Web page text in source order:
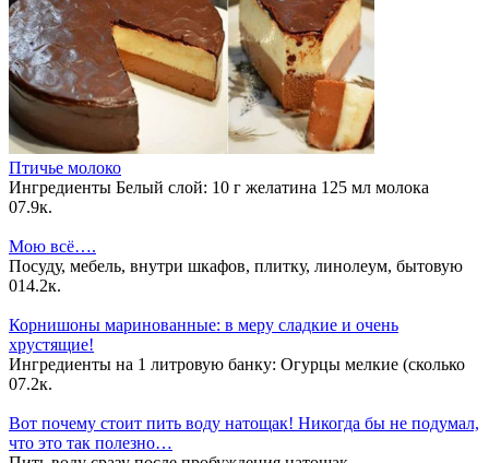
Птичье молоко
Ингредиенты Белый слой: 10 г желатина 125 мл молока
07.9к.
Мою всё….
Посуду, мебель, внутри шкафов, плитку, линолеум, бытовую
014.2к.
Корнишоны маринованные: в меру сладкие и очень
хрустящие!
Ингредиенты на 1 литровую банку: Огурцы мелкие (сколько
07.2к.
Вот почему стоит пить воду натощак! Никогда бы не подумал,
что это так полезно…